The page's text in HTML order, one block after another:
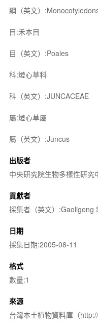
綱（英文）
目:禾本目
目（英文）:Poales
科:燈心草科
科（英文）:JUNCACEAE
屬:燈心草屬
屬（英文）:Juncus
出版者
中央研究院生物多樣性研究
貢獻者
採集者（英文）:Gaoligong
日期
採集日期:2005-08-11
格式
數量:1
來源
台灣本土植物資料庫（